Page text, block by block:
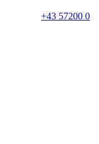
+43 57200 0